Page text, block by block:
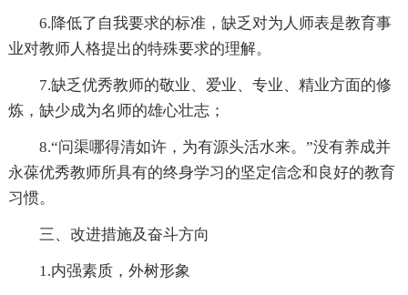
6.降低了自我要求的标准，缺乏对为人师表是教育事
业对教师人格提出的特殊要求的理解。
7.缺乏优秀教师的敬业、爱业、专业、精业方面的修
炼，缺少成为名师的雄心壮志；
8.“问渠哪得清如许，为有源头活水来。”没有养成并
永葆优秀教师所具有的终身学习的坚定信念和良好的教育
习惯。
三、改进措施及奋斗方向
1.内强素质，外树形象